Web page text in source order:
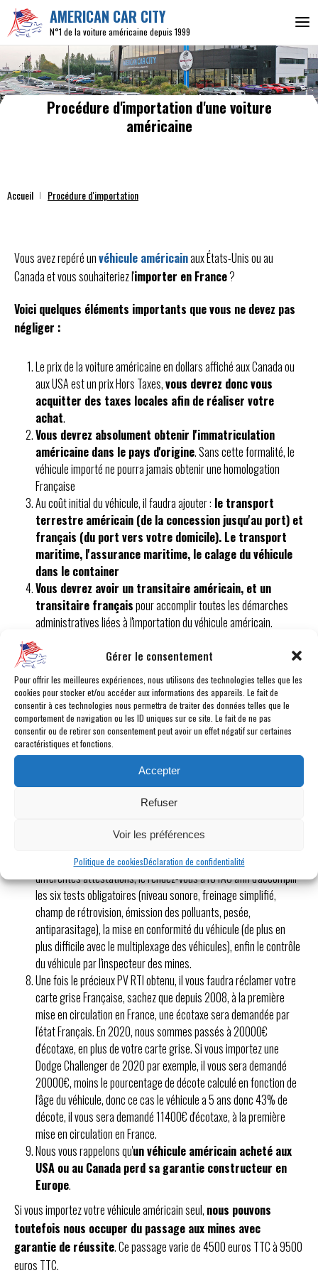
Gérer le consentement
Pour offrir les meilleures expériences, nous utilisons des technologies telles que les
cookies pour stocker et/ou accéder aux informations des appareils. Le fait de
consentir à ces technologies nous permettra de traiter des données telles que le
comportement de navigation ou les ID uniques sur ce site. Le fait de ne pas
consentir ou de retirer son consentement peut avoir un effet négatif sur certaines
caractéristiques et fonctions.
Accepter
Refuser
Voir les préférences
Politique de cookiesDéclaration de confidentialité
AMERICAN CAR CITY
N°1 de la voiture américaine depuis 1999
Procédure d'importation d'une voiture
américaine
Accueil Procédure d'importation
Vous avez repéré unvéhicule américainaux États-Unis ou au
Canada et vous souhaiteriez l'importer en France?
Voici quelques éléments importants que vous ne devez pas
négliger :
Le prix de la voiture américaine en dollars affiché aux Canada ou
aux USA est un prix Hors Taxes,vous devrez donc vous
acquitter des taxes locales afin de réaliser votre
achat.
Vous devrez absolument obtenir l'immatriculation
américaine dans le pays d'origine. Sans cette formalité, le
véhicule importé ne pourra jamais obtenir une homologation
Française
Au coût initial du véhicule, il faudra ajouter : le transport
terrestre américain (de la concession jusqu'au port) et
français (du port vers votre domicile). Le transport
maritime, l'assurance maritime, le calage du véhicule
dans le container
Vous devrez avoir un transitaire américain, et un
transitaire françaispour accomplir toutes les démarches
administratives liées à l'importation du véhicule américain.
À l'arrivée du container au port, se rajouteront des
dépotage
Votre transitaire français, calculera les droits de
douane ainsi que la TVA dont vous devrez vous
acquitter. A savoir : le prix du véhicule américain + le transport
maritime, qu'il faudra multiplié par 10% de taxes de douane pour
une voiture ou 22% pour un Pick-up. Sur ce montant s'ajoutera
20% de TVA.
Une fois votre véhicule réceptionné,
occuper des démarches d'homologationen sachant que
les normes Françaises sont de plus en plus strictes et que pour y
aboutir seul, vous devrez y consacrer beaucoup d'énergie sans
avoir l'assurance d'y arriver. Ces démarches d'homologation
incluent : le montage du dossier technique, les demandes de
différentes attestations, le rendez-vous à l'UTAC afin d'accomplir
les six tests obligatoires (niveau sonore, freinage simplifié,
champ de rétrovision, émission des polluants, pesée,
antiparasitage), la mise en conformité du véhicule (de plus en
plus difficile avec le multiplexage des véhicules), enfin le contrôle
du véhicule par l'inspecteur des mines.
Une fois le précieux PV RTI obtenu, il vous faudra réclamer votre
carte grise Française, sachez que depuis 2008, à la première
mise en circulation en France, une écotaxe sera demandée par
l'état Français. En 2020, nous sommes passés à 20000€
d'écotaxe, en plus de votre carte grise. Si vous importez une
Dodge Challenger de 2020 par exemple, il vous sera demandé
20000€, moins le pourcentage de décote calculé en fonction de
l'âge du véhicule, donc ce cas le véhicule a 5 ans donc 43% de
décote, il vous sera demandé 11400€ d'écotaxe, à la première
mise en circulation en France.
Nous vous rappelons qu'un véhicule américain acheté aux
USA ou au Canada perd sa garantie constructeur en
Europe.
Si vous importez votre véhicule américain seul, nous pouvons
toutefois nous occuper du passage aux mines avec
garantie de réussite. Ce passage varie de 4500 euros TTC à 9500
euros TTC.